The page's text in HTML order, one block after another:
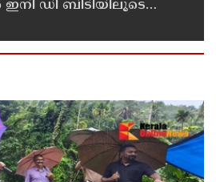
ഡി ബിടിയിലൂടെ